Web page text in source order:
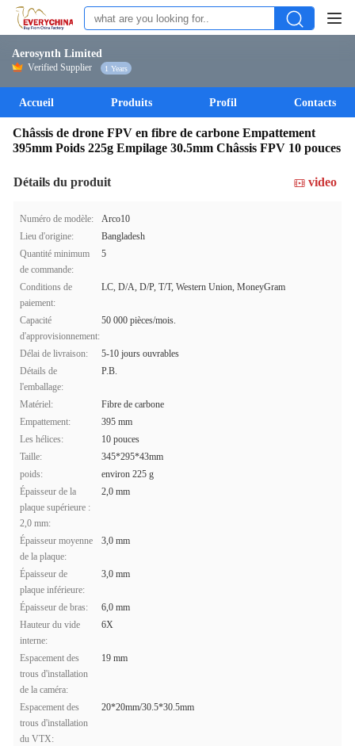
Aerosynth Limited
Verified Supplier 1 Years
Accueil Produits Profil Contacts
Châssis de drone FPV en fibre de carbone Empattement
395mm Poids 225g Empilage 30.5mm Châssis FPV 10 pouces
Détails du produit video
Numéro de modèle:
Arco10
Lieu d'origine:
Bangladesh
Quantité minimum
de commande:
5
Conditions de
paiement:
LC, D/A, D/P, T/T, Western Union, MoneyGram
Capacité
d'approvisionnement:
50 000 pièces/mois.
Délai de livraison:
5-10 jours ouvrables
Détails de
l'emballage:
P.B.
Matériel:
Fibre de carbone
Empattement:
395 mm
Les hélices:
10 pouces
Taille:
345*295*43mm
poids:
environ 225 g
Épaisseur de la
plaque supérieure :
2,0 mm:
2,0 mm
Épaisseur moyenne
de la plaque:
3,0 mm
Épaisseur de
plaque inférieure:
3,0 mm
Épaisseur de bras:
6,0 mm
Hauteur du vide
interne:
6X
Espacement des
trous d'installation
de la caméra:
19 mm
Espacement des
trous d'installation
du VTX:
20*20mm/30.5*30.5mm